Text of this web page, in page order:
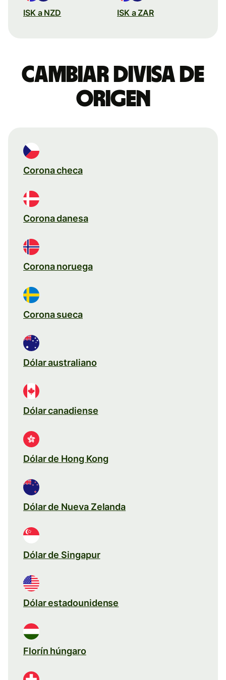
ISK a NZD ISK a ZAR
Cambiar divisa de
origen
Corona checa
Corona danesa
Corona noruega
Corona sueca
Dólar australiano
Dólar canadiense
Dólar de Hong Kong
Dólar de Nueva Zelanda
Dólar de Singapur
Dólar estadounidense
Florín húngaro